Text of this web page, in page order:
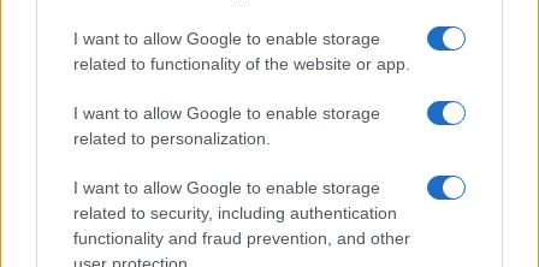
I want to allow Google to enable storage
related to functionality of the website or app.
I want to allow Google to enable storage
related to personalization.
I want to allow Google to enable storage
related to security, including authentication
functionality and fraud prevention, and other